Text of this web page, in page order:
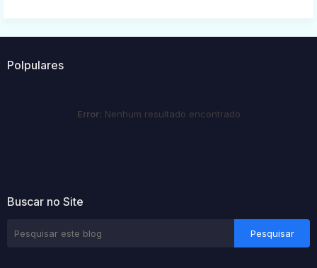
Polpulares
Error: Nenhum resultado encontrado
Buscar no Site